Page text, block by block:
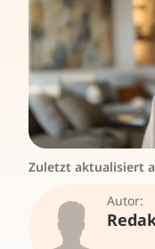
Zuletzt aktualisiert
Autor: